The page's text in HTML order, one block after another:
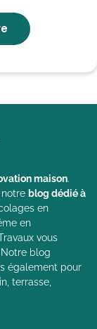
maison.
blog dédié à
en
en
vous
blog
également pour
terrasse,